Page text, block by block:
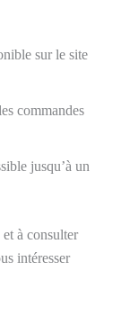
sur le site
commandes
jusqu’à un
à consulter
intéresser